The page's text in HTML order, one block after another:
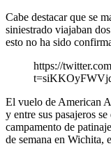
Cabe destacar que se
siniestrado viajaban
esto no ha sido
https://
El vuelo de American
y entre sus pasajeros
campamento de
de semana en Wichita,